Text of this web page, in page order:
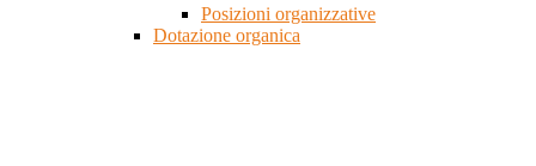
Posizioni organizzative
Dotazione organica